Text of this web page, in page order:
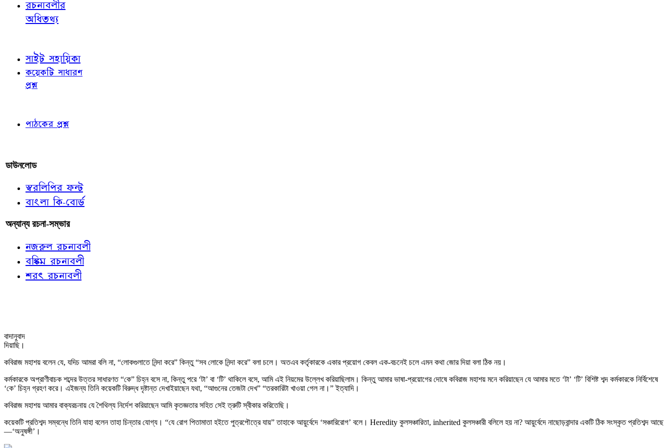
রচনাবলীর
অধিতথ্য
সাইট সহায়িকা
কয়েকটি সাধারণ
প্রশ্ন
পাঠকের প্রশ্ন
ডাউনলোড
স্বরলিপির ফন্ট
বাংলা কি-বোর্ড
অন্যান্য রচনা-সম্ভার
নজরুল রচনাবলী
বঙ্কিম রচনাবলী
শরৎ রচনাবলী
বাদানুবাদ
দিয়াছি।
কবিরাজ মহাশয় বলেন যে, যদিচ আমরা বলি না, “লোকগুলাতে নিন্দা করে” কিন্তু “সব লোকে নিন্দা করে” বলা চলে। অতএব কর্তৃকারকে একার প্রয়োগ কেবল এক-বচনেই চলে এমন কথা জোর দিয়া বলা ঠিক নয়।
কর্মকারকে অপ্রাণীবাচক শব্দের উত্তর সাধারণত “কে” চিহ্ন বসে না, কিন্তু পরে ‘টা’ বা ‘টি’ থাকিলে বসে, আমি এই নিয়মের উল্লেখ করিয়াছিলাম। কিন্তু আমার ভাষা-প্রয়োগের দোষে কবিরাজ মহাশয় মনে করিয়াছেন যে আমার মতে ‘টা’ ‘টি’ বিশিষ্ট শব্দ কর্মকারকে নির্বিশেষে
‘কে’ চিহ্ন গ্রহণ করে। এইজন্য তিনি কয়েকটি বিরুদ্ধ দৃষ্টান্ত দেখাইয়াছেন যথা, “আগুনের তেজটা দেখ” “তরকারিটা খাওয়া গেল না।” ইত্যাদি।
কবিরাজ মহাশয় আমার বাক্যরচনায় যে শৈথিল্য নির্দেশ করিয়াছেন আমি কৃতজ্ঞতার সহিত সেই ত্রুটি স্বীকার করিতেছি।
কয়েকটি প্রতিশব্দ সম্বন্ধে তিনি যাহা বলেন তাহা চিন্তার যোগ্য। “যে রোগ পিতামাতা হইতে পুত্রপৌত্রে যায়” তাহাকে আয়ুর্বেদে ‘সঞ্চারিরোগ’ বলে। Heredity কুলসঞ্চারিতা, inherited কুলসঞ্চারী বলিলে হয় না? আয়ুর্বেদে নাছোড়বান্দার একটি ঠিক সংস্কৃত প্রতিশব্দ আছে
—‘অনুষঙ্গী’।